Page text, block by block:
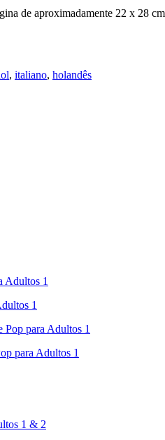
de aproximadamente 22 x 28
, italiano, holandês
1
para Adultos 1